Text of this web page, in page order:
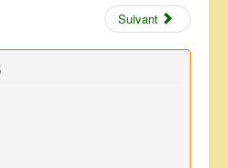
Suivant